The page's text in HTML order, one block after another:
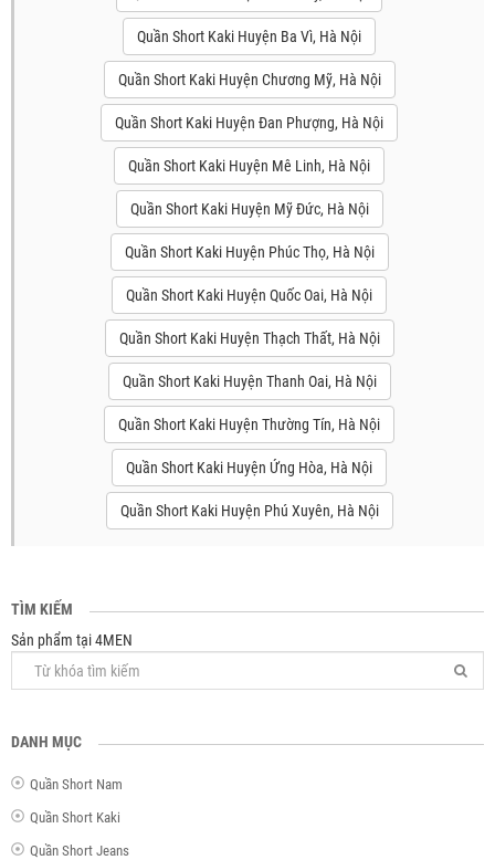
Quần Short Kaki Huyện Ba Vì, Hà Nội
Quần Short Kaki Huyện Chương Mỹ, Hà Nội
Quần Short Kaki Huyện Đan Phượng, Hà Nội
Quần Short Kaki Huyện Mê Linh, Hà Nội
Quần Short Kaki Huyện Mỹ Đức, Hà Nội
Quần Short Kaki Huyện Phúc Thọ, Hà Nội
Quần Short Kaki Huyện Quốc Oai, Hà Nội
Quần Short Kaki Huyện Thạch Thất, Hà Nội
Quần Short Kaki Huyện Thanh Oai, Hà Nội
Quần Short Kaki Huyện Thường Tín, Hà Nội
Quần Short Kaki Huyện Ứng Hòa, Hà Nội
Quần Short Kaki Huyện Phú Xuyên, Hà Nội
TÌM KIẾM
Sản phẩm tại 4MEN
DANH MỤC
Quần Short Nam
Quần Short Kaki
Quần Short Jeans